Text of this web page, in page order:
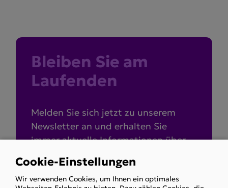
Bleiben Sie am
Laufenden
Melden Sie sich jetzt zu unserem
Newsletter an und erhalten Sie
immer aktuelle Informationen über
Use
of
Cookie-Einstellungen
Wir verwenden Cookies, um Ihnen ein optimales